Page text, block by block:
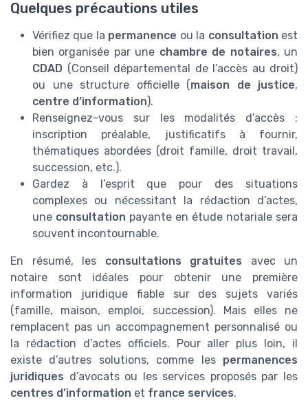
Quelques précautions utiles
Vérifiez que la permanence ou la consultation est
bien organisée par une chambre de notaires, un
CDAD (Conseil départemental de l’accès au droit)
ou une structure officielle (maison de justice,
centre d’information).
Renseignez-vous sur les modalités d’accès :
inscription préalable, justificatifs à fournir,
thématiques abordées (droit famille, droit travail,
succession, etc.).
Gardez à l’esprit que pour des situations
complexes ou nécessitant la rédaction d’actes,
une consultation payante en étude notariale sera
souvent incontournable.
En résumé, les consultations gratuites avec un
notaire sont idéales pour obtenir une première
information juridique fiable sur des sujets variés
(famille, maison, emploi, succession). Mais elles ne
remplacent pas un accompagnement personnalisé ou
la rédaction d’actes officiels. Pour aller plus loin, il
existe d’autres solutions, comme les permanences
juridiques d’avocats ou les services proposés par les
centres d’information et france services.